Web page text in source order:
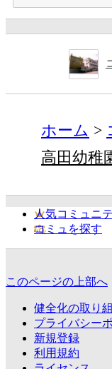
ホーム
高田幼稚
人気コミュニ
コミュを探す
このページの上部へ
健全化の取り
プライバシー
新規登録
利用規約